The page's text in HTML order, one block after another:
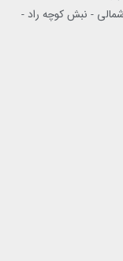
- نبش کوچه راد -